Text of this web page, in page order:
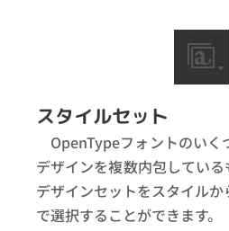
スタイルセット
OpenTypeフォントのいく
デザインを複数内包してい
デザインセットをスタイル
で選択することができます。